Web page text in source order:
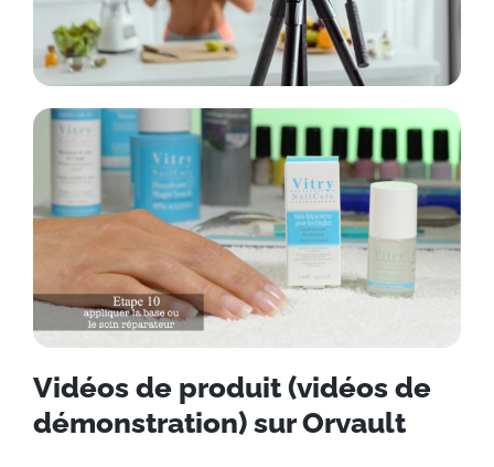
Vidéos de produit (vidéos de
démonstration) sur Orvault